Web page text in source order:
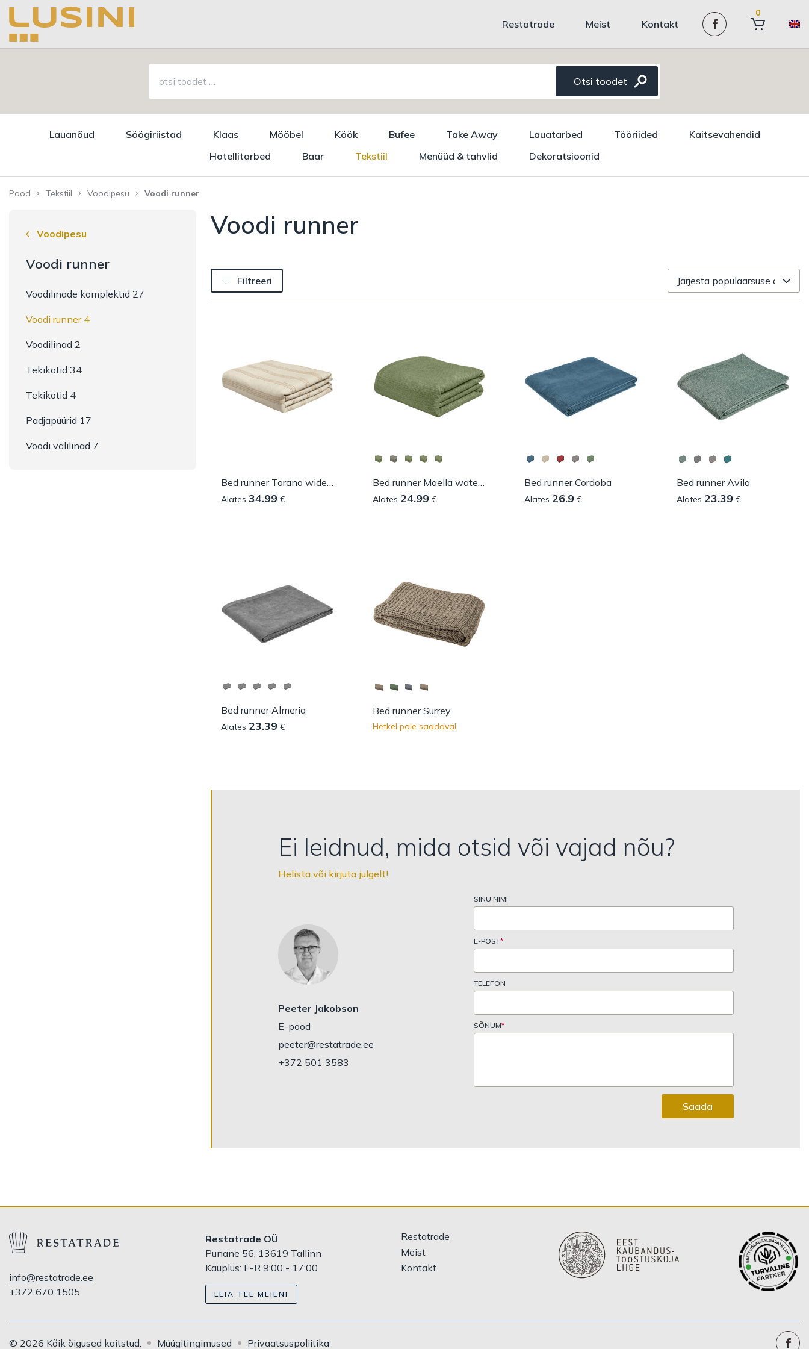
Restatrade Meist Kontakt
0
Lauanõud Söögiriistad Klaas Mööbel Köök Bufee Take Away Lauatarbed Tööriided
Kaitsevahendid
Hotellitarbed
Baar Tekstiil Menüüd & tahvlid Dekoratsioonid
Pood Tekstiil Voodipesu Voodi runner
Voodipesu
Voodi runner
Voodilinade komplektid 27
Voodi runner 4
Voodilinad 2
Tekikotid 34
Tekikotid 4
Padjapüürid 17
Voodi välilinad 7
Voodi runner
Filtreeri
Bed runner Torano wide striped
Alates 34.99€
Bed runner Maella water-repellent
Alates 24.99€
Bed runner Cordoba
Alates 26.9 €
Bed runner Avila
Alates 23.39€
Bed runner Almeria
Alates 23.39€
Bed runner Surrey
Hetkel pole saadaval
Ei leidnud, mida otsid või vajad nõu?
Helista või kirjuta julgelt!
Peeter Jakobson
E-pood
peeter@restatrade.ee
+372 501 3583
SINU NIMI
E-POST*
TELEFON
SÕNUM*
Saada
info@restatrade.ee
+372 670 1505
Restatrade OÜ
Punane 56, 13619 Tallinn
Kauplus: E-R 9:00 - 17:00
LEIA TEE MEIENI
Restatrade
Meist
Kontakt
© 2026 Kõik õigused kaitstud. Müügitingimused Privaatsuspoliitika